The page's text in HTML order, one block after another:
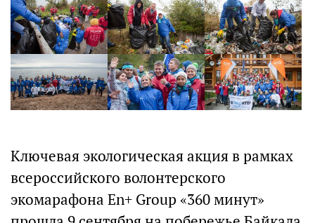
Ключевая экологическая акция в рамках
всероссийского волонтерского
экомарафона En+ Group «360 минут»